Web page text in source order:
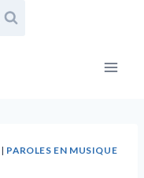
| PAROLES EN MUSIQUE